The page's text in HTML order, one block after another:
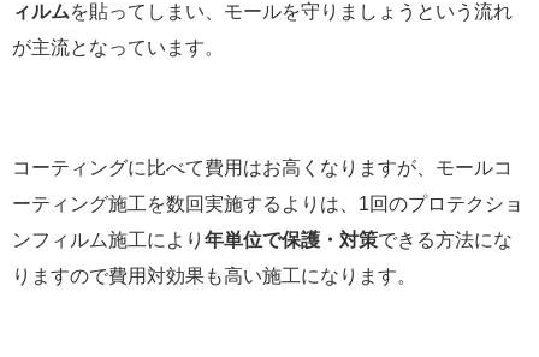
ィルムを貼ってしまい、モールを守りましょうという流れ
が主流となっています。
コーティングに比べて費用はお高くなりますが、モールコ
ーティング施工を数回実施するよりは、1回のプロテクショ
ンフィルム施工により 年単位で保護・対策できる方法にな
りますので費用対効果も高い施工になります。